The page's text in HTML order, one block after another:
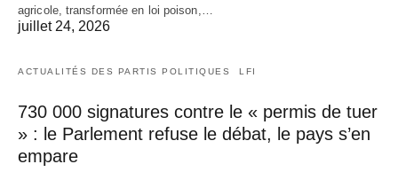
agricole, transformée en loi poison,…
juillet 24, 2026
ACTUALITÉS DES PARTIS POLITIQUES LFI
730 000 signatures contre le « permis de tuer
» : le Parlement refuse le débat, le pays s’en
empare